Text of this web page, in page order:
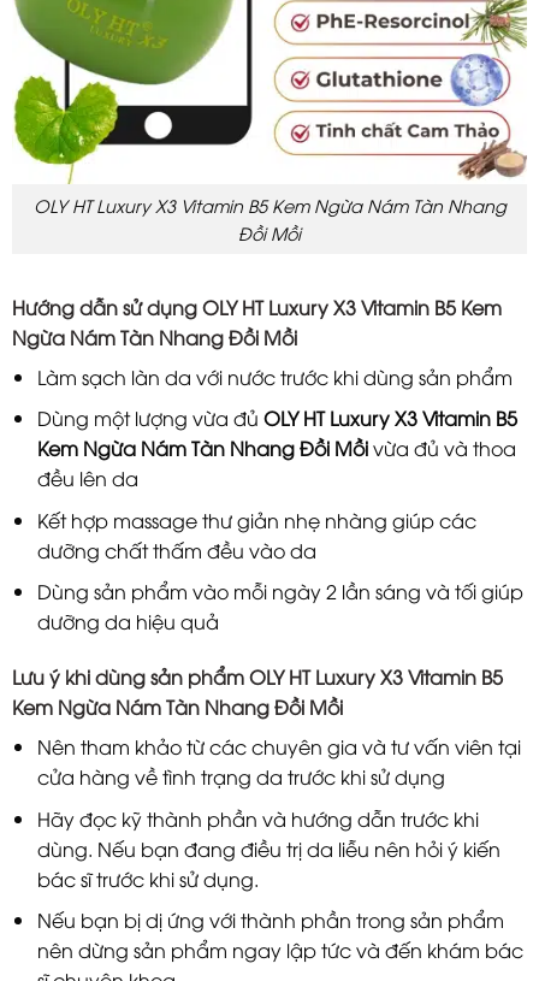
OLY HT Luxury X3 Vitamin B5 Kem Ngừa Nám Tàn Nhang
Đồi Mồi
Hướng dẫnsử dụng OLY HT Luxury X3 Vitamin B5 Kem
Ngừa Nám Tàn Nhang Đồi Mồi
Làm sạch làn da với nước trước khi dùng sản phẩm
Dùng một lượng vừa đủ OLY HT Luxury X3 Vitamin B5
Kem Ngừa Nám Tàn Nhang Đồi Mồivừa đủ và thoa
đều lên da
Kết hợp massage thư giản nhẹ nhàng giúp các
dưỡng chất thấm đều vào da
Dùng sản phẩm vào mỗi ngày 2 lần sáng và tối giúp
dưỡng da hiệu quả
Lưu ý khi dùng sản phẩm OLY HT Luxury X3 Vitamin B5
Kem Ngừa Nám Tàn Nhang Đồi Mồi
Nên tham khảo từ các chuyên gia và tư vấn viên tại
cửa hàng về tình trạng da trước khi sử dụng
Hãy đọc kỹ thành phần và hướng dẫn trước khi
dùng. Nếu bạn đang điều trị da liễu nên hỏi ý kiến
bác sĩ trước khi sử dụng.
Nếu bạn bị dị ứng với thành phần trong sản phẩm
nên dừng sản phẩm ngay lập tức và đến khám bác